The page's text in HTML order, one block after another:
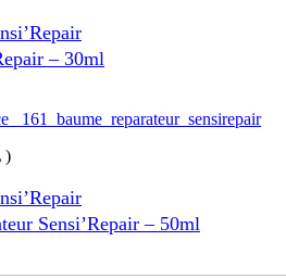
– 30ml
)
Sensi’Repair – 50ml